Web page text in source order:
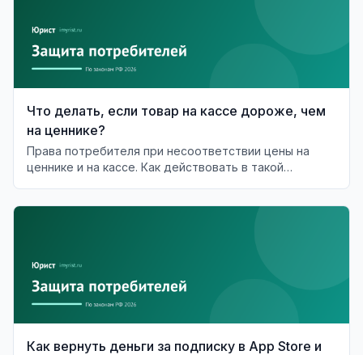
Что делать, если товар на кассе дороже, чем
на ценнике?
Права потребителя при несоответствии цены на
ценнике и на кассе. Как действовать в такой
Как вернуть деньги за подписку в App Store и